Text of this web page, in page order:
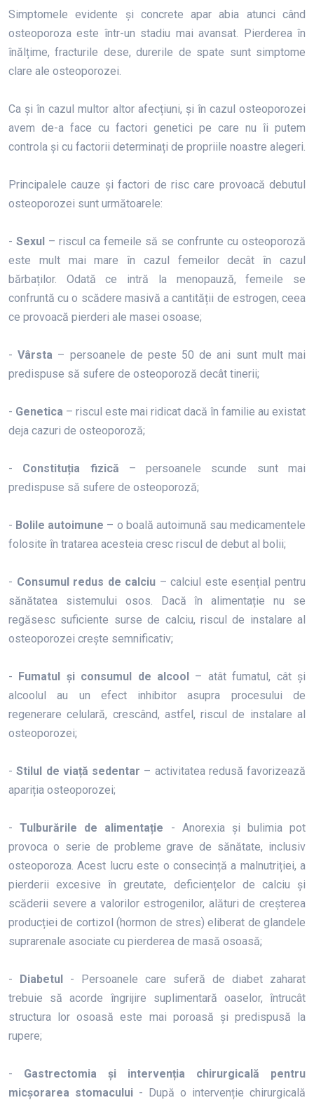
Simptomele evidente și concrete apar abia atunci când
osteoporoza este într-un stadiu mai avansat. Pierderea în
înălțime, fracturile dese, durerile de spate sunt simptome
clare ale osteoporozei.
Ca și în cazul multor altor afecțiuni, și în cazul osteoporozei
avem de-a face cu factori genetici pe care nu îi putem
controla și cu factorii determinați de propriile noastre alegeri.
Principalele cauze și factori de risc care provoacă debutul
osteoporozei sunt următoarele:
- Sexul – riscul ca femeile să se confrunte cu osteoporoză
este mult mai mare în cazul femeilor decât în cazul
bărbaților. Odată ce intră la menopauză, femeile se
confruntă cu o scădere masivă a cantității de estrogen, ceea
ce provoacă pierderi ale masei osoase;
-Vârsta – persoanele de peste 50 de ani sunt mult mai
predispuse să sufere de osteoporoză decât tinerii;
- Genetica – riscul este mai ridicat dacă în familie au existat
deja cazuri de osteoporoză;
- Constituția fizică – persoanele scunde sunt mai
predispuse să sufere de osteoporoză;
- Bolile autoimune – o boală autoimună sau medicamentele
folosite în tratarea acesteia cresc riscul de debut al bolii;
- Consumul redus de calciu – calciul este esențial pentru
sănătatea sistemului osos. Dacă în alimentație nu se
regăsesc suficiente surse de calciu, riscul de instalare al
osteoporozei crește semnificativ;
- Fumatul și consumul de alcool – atât fumatul, cât și
alcoolul au un efect inhibitor asupra procesului de
regenerare celulară, crescând, astfel, riscul de instalare al
osteoporozei;
-Stilul de viață sedentar – activitatea redusă favorizează
apariția osteoporozei;
-Tulburările de alimentație - Anorexia și bulimia pot
provoca o serie de probleme grave de sănătate, inclusiv
osteoporoza. Acest lucru este o consecință a malnutriției, a
pierderii excesive în greutate, deficiențelor de calciu și
scăderii severe a valorilor estrogenilor, alături de creșterea
producției de cortizol (hormon de stres) eliberat de glandele
suprarenale asociate cu pierderea de masă osoasă;
- Diabetul - Persoanele care suferă de diabet zaharat
trebuie să acorde îngrijire suplimentară oaselor, întrucât
structura lor osoasă este mai poroasă și predispusă la
rupere;
- Gastrectomia și intervenția chirurgicală pentru
micșorarea stomacului - După o intervenție chirurgicală